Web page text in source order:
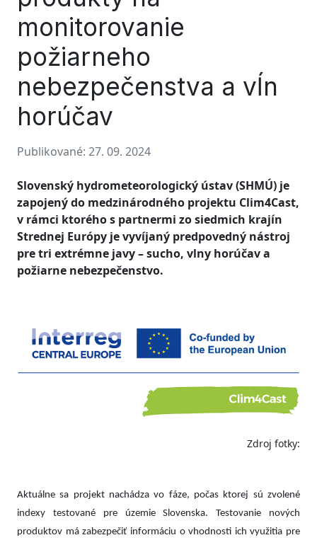
monitorovanie
požiarneho
nebezpečenstva a vĺn
horúčav
Publikované: 27. 09. 2024
Slovenský hydrometeorologický ústav (SHMÚ) je
zapojený do medzinárodného projektu Clim4Cast,
v rámci ktorého s partnermi zo siedmich krajín
Strednej Európy je vyvíjaný predpovedný nástroj
pre tri extrémne javy – sucho, vlny horúčav a
požiarne nebezpečenstvo.
Zdroj fotky:
Aktuálne sa projekt nachádza vo fáze, počas ktorej sú zvolené
indexy testované pre územie Slovenska. Testovanie nových
produktov má zabezpečiť informáciu o vhodnosti ich využitia pre